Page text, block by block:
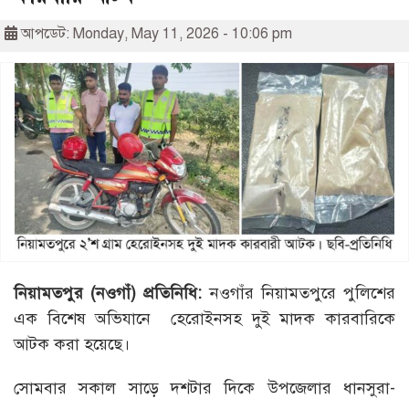
আপডেট: Monday, May 11, 2026 - 10:06 pm
নিয়ামতপুর (নওগাঁ) প্রতিনিধি: নওগাঁর নিয়ামতপুরে পুলিশের
এক বিশেষ অভিযানে হেরোইনসহ দুই মাদক কারবারিকে
আটক করা হয়েছে।
সোমবার সকাল সাড়ে দশটার দিকে উপজেলার ধানসুরা-